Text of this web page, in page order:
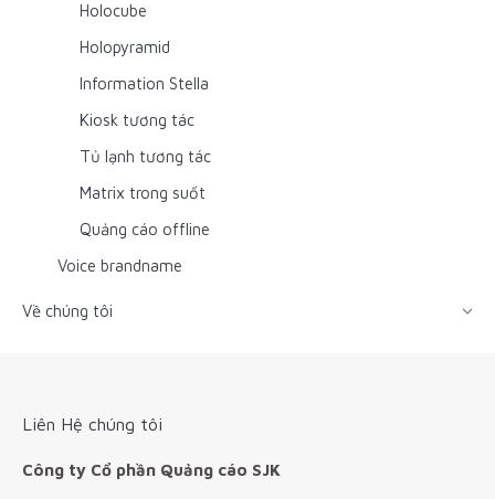
Holocube
Holopyramid
Information Stella
Kiosk tương tác
Tủ lạnh tương tác
Matrix trong suốt
Quảng cáo offline
Voice brandname
Về chúng tôi
Liên Hệ chúng tôi
Công ty Cổ phần Quảng cáo SJK